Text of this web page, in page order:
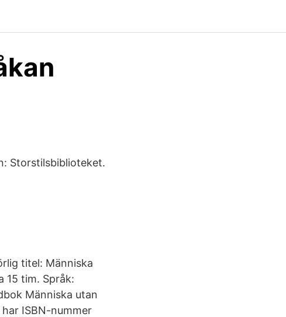
Storstilsbiblioteket.
titel: Människa
15 tim. Språk:
Människa utan
ISBN-nummer